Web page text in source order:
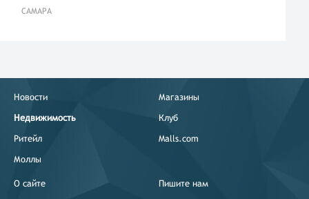
САМАРА
Новости
Недвижимость
Ритейл
Моллы
Магазины
Клуб
Malls.com
О сайте Пишите нам